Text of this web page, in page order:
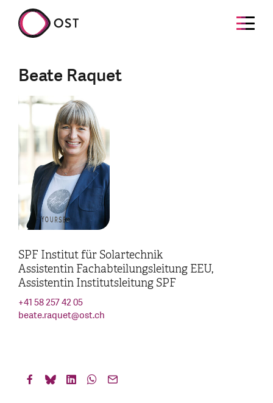
Beate Raquet
SPF Institut für Solartechnik
Assistentin Fachabteilungsleitung EEU,
Assistentin Institutsleitung SPF
+41 58 257 42 05
beate.raquet@ost.ch